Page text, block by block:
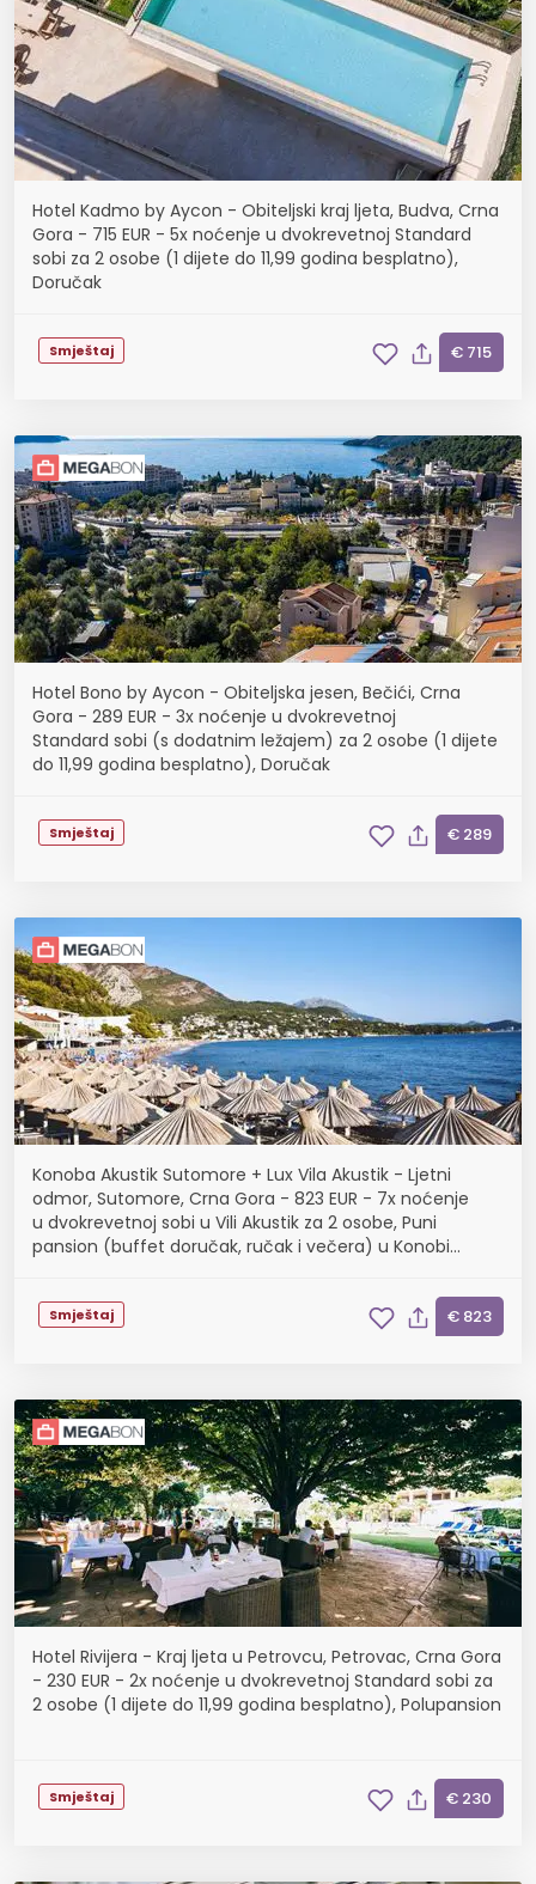
Hotel Kadmo by Aycon - Obiteljski kraj ljeta, Budva, Crna
Gora - 715 EUR - 5x noćenje u dvokrevetnoj Standard
sobi za 2 osobe (1 dijete do 11,99 godina besplatno),
Doručak
Smještaj € 715
Hotel Bono by Aycon - Obiteljska jesen, Bečići, Crna
Gora - 289 EUR - 3x noćenje u dvokrevetnoj
Standard sobi (s dodatnim ležajem) za 2 osobe (1 dijete
do 11,99 godina besplatno), Doručak
Smještaj € 289
Konoba Akustik Sutomore + Lux Vila Akustik - Ljetni
odmor, Sutomore, Crna Gora - 823 EUR - 7x noćenje
u dvokrevetnoj sobi u Vili Akustik za 2 osobe, Puni
pansion (buffet doručak, ručak i večera) u Konobi
Smještaj € 823
Hotel Rivijera - Kraj ljeta u Petrovcu, Petrovac, Crna Gora
- 230 EUR - 2x noćenje u dvokrevetnoj Standard sobi za
2 osobe (1 dijete do 11,99 godina besplatno), Polupansion
Smještaj € 230